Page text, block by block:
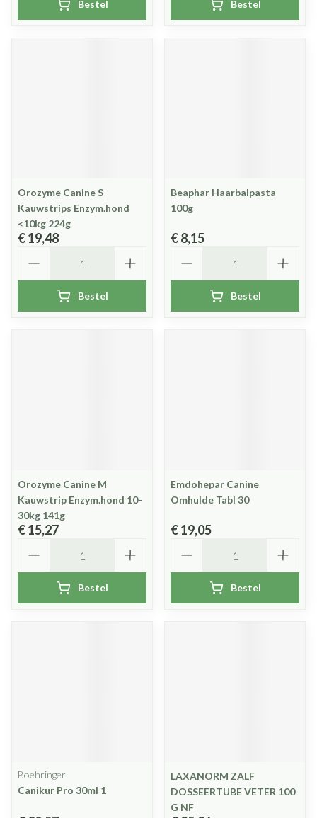
Bestel Bestel
Orozyme Canine S
Kauwstrips Enzym.hond
<10kg 224g
€ 19,48
Bestel
Beaphar Haarbalpasta
100g
€ 8,15
Bestel
Orozyme Canine M
Kauwstrip Enzym.hond 10-
30kg 141g
€ 15,27
Bestel
Emdohepar Canine
Omhulde Tabl 30
€ 19,05
Bestel
Boehringer
Canikur Pro 30ml 1
LAXANORM ZALF
DOSSEERTUBE VETER 100
G NF